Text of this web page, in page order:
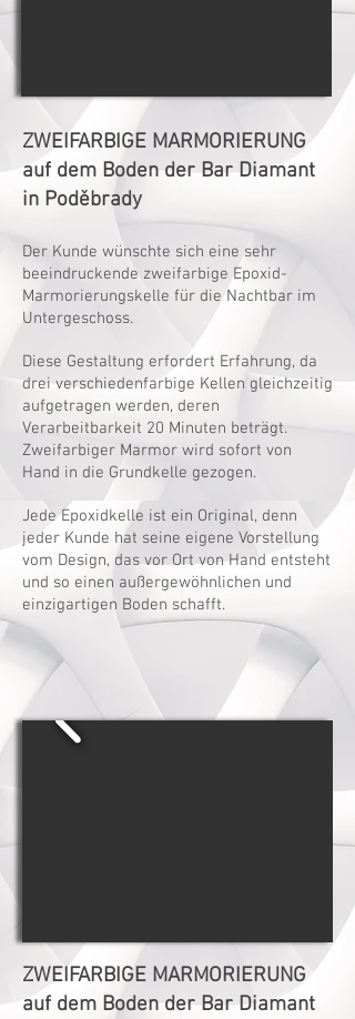
ZWEIFARBIGE MARMORIERUNG
auf dem Boden der Bar Diamant
in Poděbrady
Der Kunde wünschte sich eine sehr
beeindruckende zweifarbige Epoxid-
Marmorierungskelle für die Nachtbar im
Untergeschoss.
Diese Gestaltung erfordert Erfahrung, da
drei verschiedenfarbige Kellen gleichzeitig
aufgetragen werden, deren
Verarbeitbarkeit 20 Minuten beträgt.
Zweifarbiger Marmor wird sofort von
Hand in die Grundkelle gezogen.
Jede Epoxidkelle ist ein Original, denn
jeder Kunde hat seine eigene Vorstellung
vom Design, das vor Ort von Hand entsteht
und so einen außergewöhnlichen und
einzigartigen Boden schafft.
ZWEIFARBIGE MARMORIERUNG
auf dem Boden der Bar Diamant